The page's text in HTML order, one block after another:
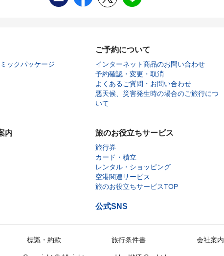
ックパッケージ
ご予約について
インターネット商品のお問い合わせ
予約確認・変更・取消
よくあるご質問・お問い合わせ
悪天候、災害発生時の場合のご旅行につ
いて
内 旅のお役立ちサービス
旅行券
カード・積立
レンタル・ショッピング
空港関連サービス
旅のお役立ちサービスTOP
公式SNS
標識・約款 旅行条件書 会社案内